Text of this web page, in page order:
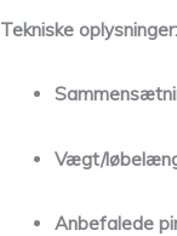
Tekniske oplysninger:
Vægt/
Anbefalede